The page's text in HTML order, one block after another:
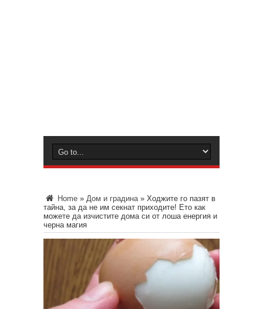
Home » Дом и градина » Ходжите го пазят в
тайна, за да не им секнат приходите! Ето как
можете да изчистите дома си от лоша енергия и
черна магия